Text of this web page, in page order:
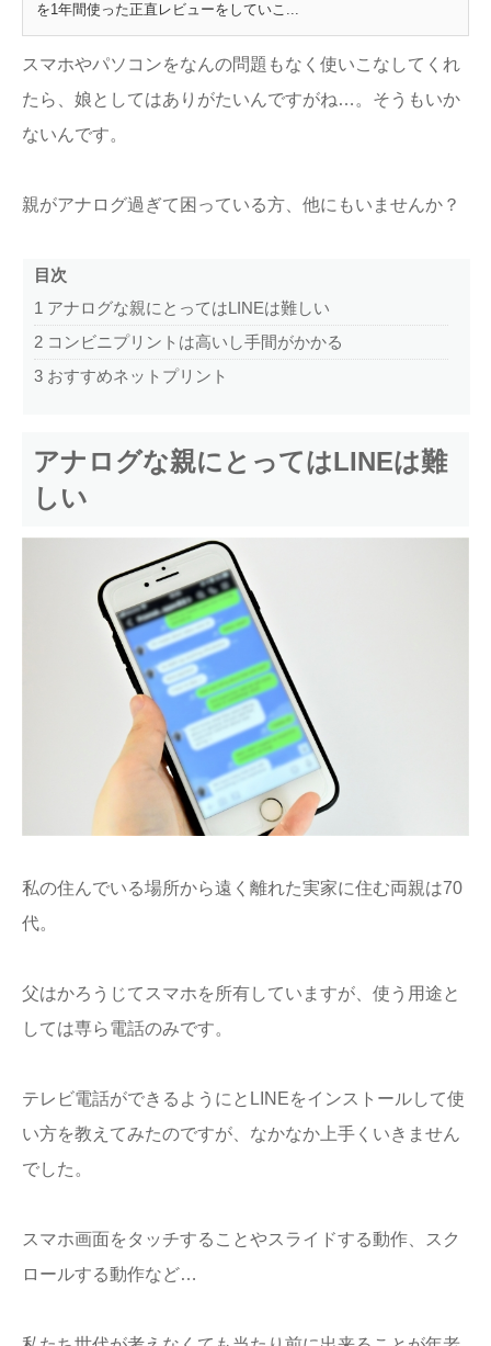
を1年間使った正直レビューをしていこ...
スマホやパソコンをなんの問題もなく使いこなしてくれ
たら、娘としてはありがたいんですがね…。そうもいか
ないんです。
親がアナログ過ぎて困っている方、他にもいませんか？
目次
1 アナログな親にとってはLINEは難しい
2 コンビニプリントは高いし手間がかかる
3 おすすめネットプリント
アナログな親にとってはLINEは難
しい
私の住んでいる場所から遠く離れた実家に住む両親は70
代。
父はかろうじてスマホを所有していますが、使う用途と
しては専ら電話のみです。
テレビ電話ができるようにとLINEをインストールして使
い方を教えてみたのですが、なかなか上手くいきません
でした。
スマホ画面をタッチすることやスライドする動作、スク
ロールする動作など…